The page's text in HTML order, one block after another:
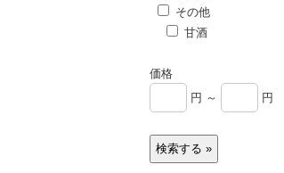
その他
甘酒
価格
円 ～
円